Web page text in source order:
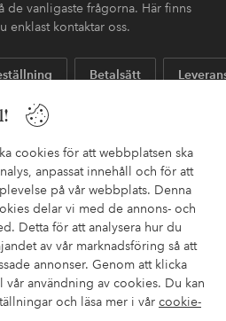
cookies för att webbplatsen ska
anpassat innehåll och för att
på vår webbplats. Denna
delar vi med de annons- och
Detta för att analysera hur du
av vår marknadsföring så att
annonser. Genom att klicka
användning av cookies. Du kan
och läsa mer i vår cookie-
de vanligaste frågorna. Här finns
enklast kontaktar oss.
Betalsätt